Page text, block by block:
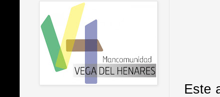
Este